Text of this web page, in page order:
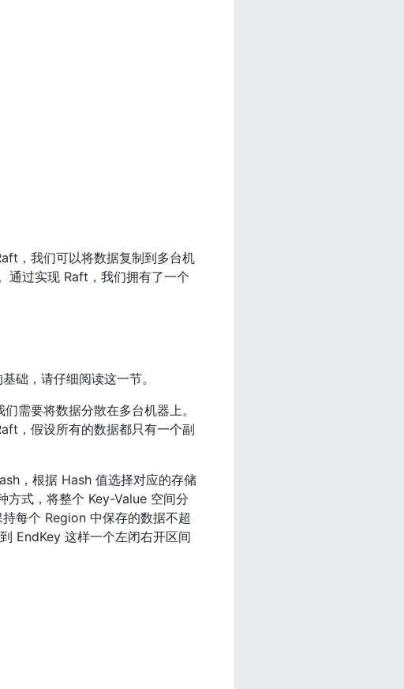
，我们可以将数据复制到多台机
通过实现 Raft，我们拥有了一个
础，请仔细阅读这一节。
需要将数据分散在多台机器上。
，假设所有的数据都只有一个副
，根据 Hash 值选择对应的存储
方式，将整个 Key-Value 空间分
持每个 Region 中保存的数据不超
EndKey 这样一个左闭右开区间